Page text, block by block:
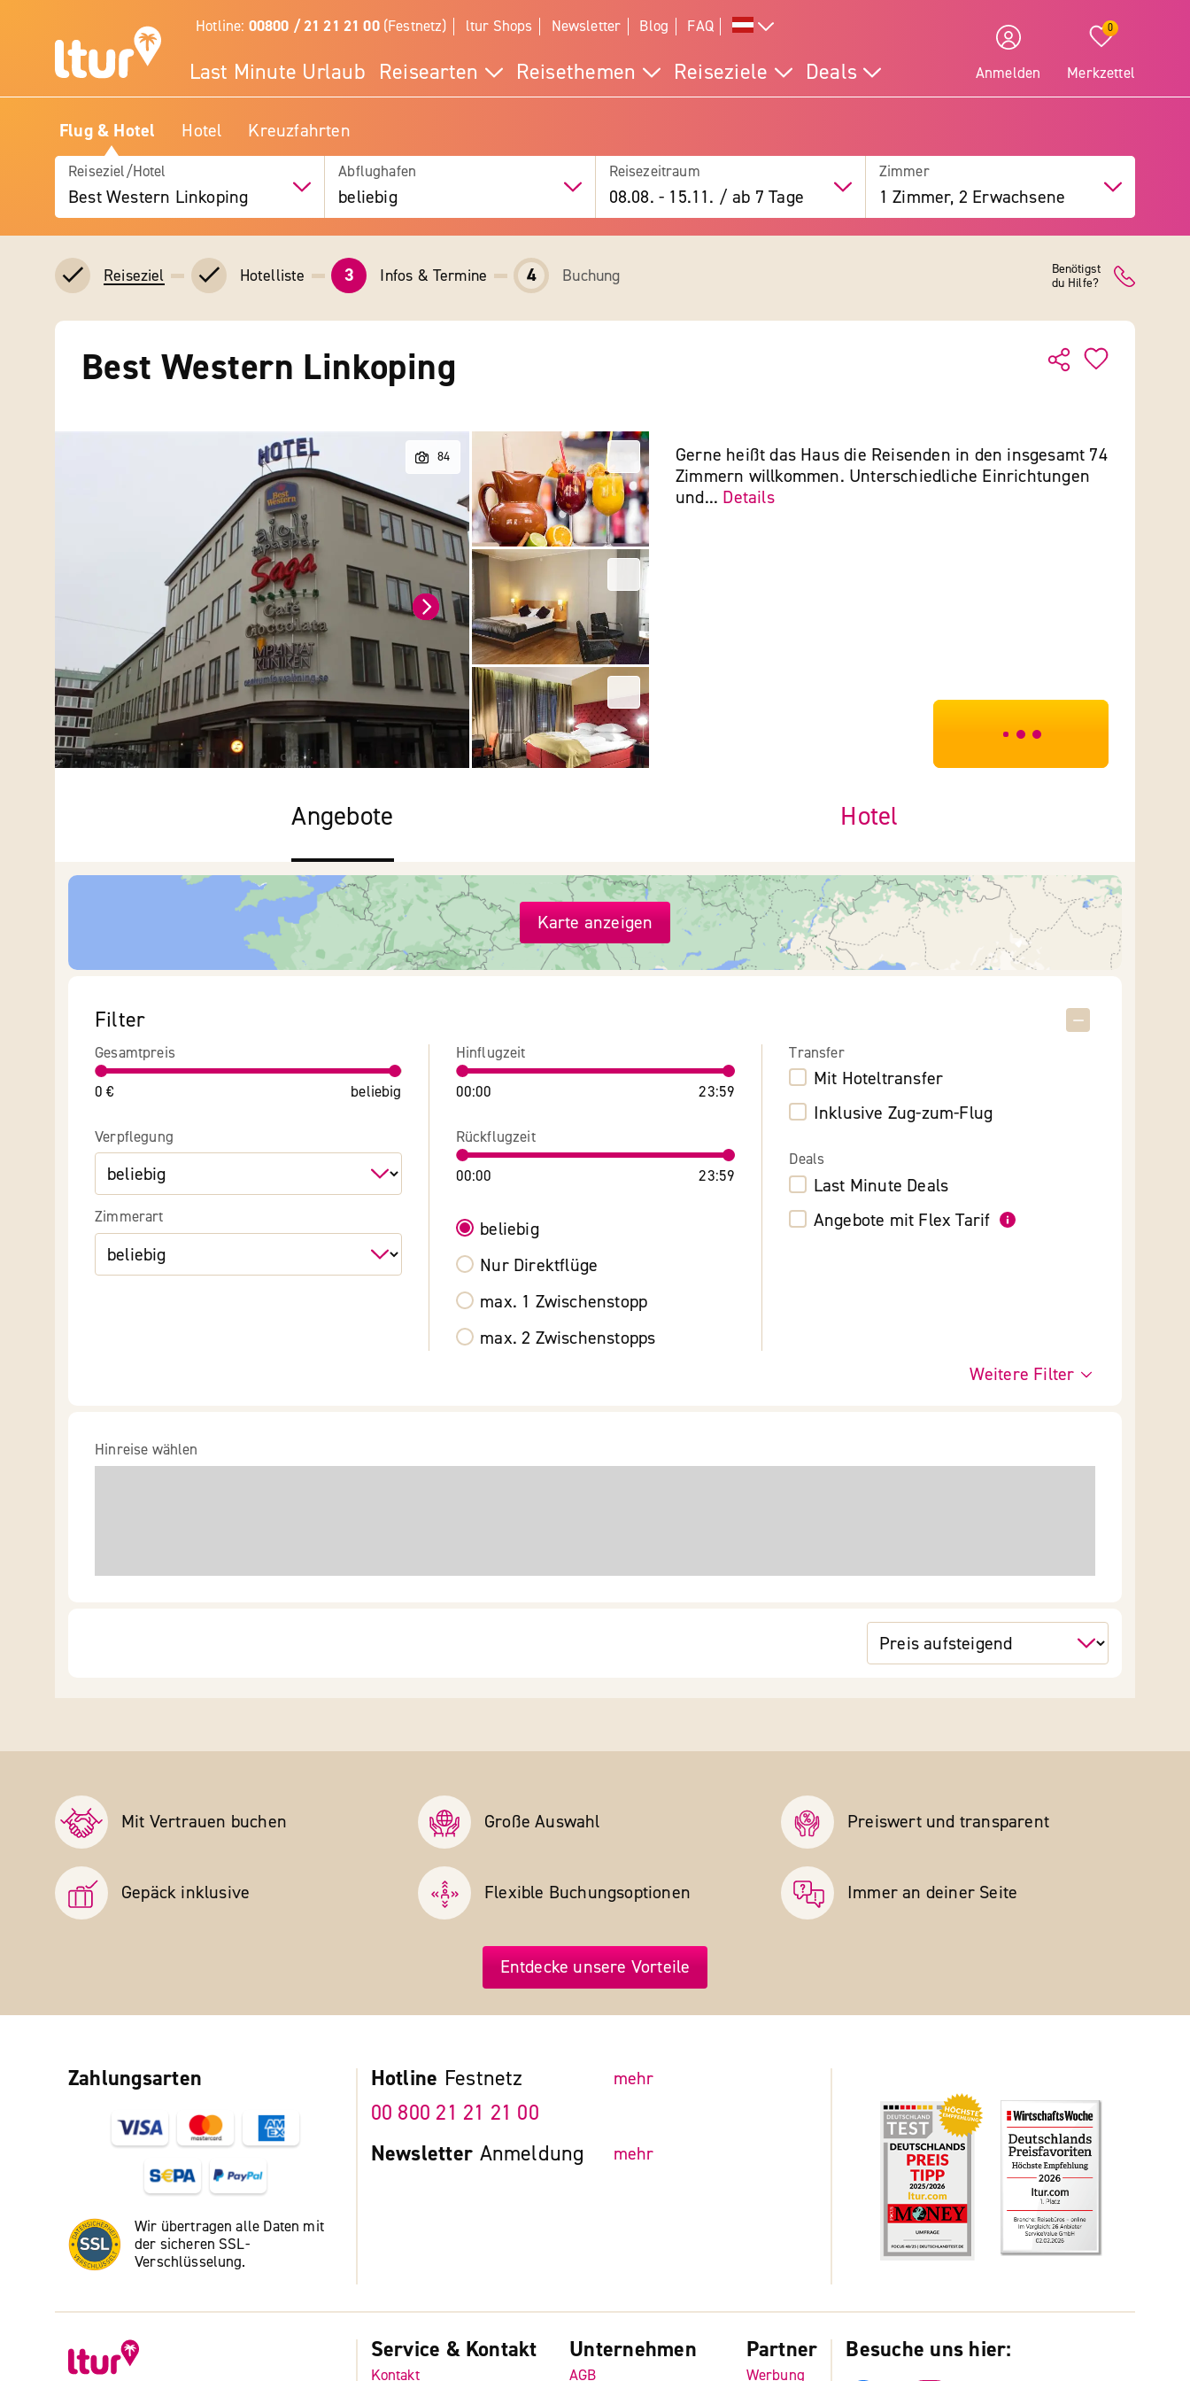
Hotline: 00800 / 21 21 21 00(Festnetz) ltur Shops Newsletter Blog FAQ
Last Minute Urlaub Reisearten Reisethemen Reiseziele Deals Anmelden
0
Merkzettel
Flug & Hotel Hotel Kreuzfahrten
Reiseziel/Hotel
Best Western Linkoping
Abflughafen
beliebig
Reisezeitraum
08.08. - 15.11. / ab 7 Tage
Zimmer
1 Zimmer, 2 Erwachsene
Reiseziel Hotelliste 3 Infos & Termine 4 Buchung
Benötigst
du Hilfe?
Best Western Linkoping
Gerne heißt das Haus die Reisenden in den insgesamt 74
Zimmern willkommen. Unterschiedliche Einrichtungen
und... Details
***************
Angebote Hotel
Karte anzeigen
Filter
Gesamtpreis
0 € beliebig
Verpflegung
Zimmerart
Hinflugzeit
00:00 23:59
Rückflugzeit
00:00 23:59
beliebig
Nur Direktflüge
max. 1 Zwischenstopp
max. 2 Zwischenstopps
Transfer
Mit Hoteltransfer
Inklusive Zug-zum-Flug
Deals
Last Minute Deals
Angebote mit Flex Tarif
Weitere Filter
Hinreise wählen
Mit Vertrauen buchen Große Auswahl Preiswert und transparent
Gepäck inklusive Flexible Buchungs­optionen Immer an deiner Seite
Entdecke unsere Vorteile
Zahlungsarten
Wir übertragen alle Daten mit
der sicheren SSL-
Verschlüsselung.
Hotline Festnetz mehr
00 800 21 21 21 00
Newsletter Anmeldung mehr
Service & Kontakt
Kontakt
Unternehmen
AGB
Partner
Werbung
Besuche uns hier: